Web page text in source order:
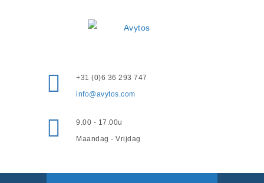
+31 (0)6 36 293 747
info@avytos.com
9.00 - 17.00u
Maandag - Vrijdag